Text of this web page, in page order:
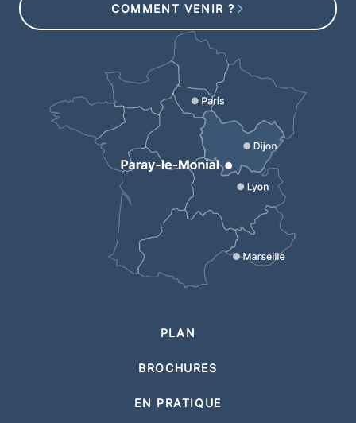
COMMENT VENIR ?
PLAN
BROCHURES
EN PRATIQUE